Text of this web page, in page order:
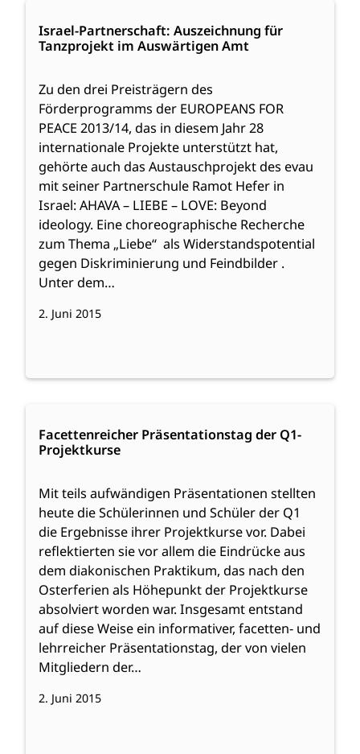
Israel-Partnerschaft: Auszeichnung für
Tanzprojekt im Auswärtigen Amt
Zu den drei Preisträgern des
Förderprogramms der EUROPEANS FOR
PEACE 2013/14, das in diesem Jahr 28
internationale Projekte unterstützt hat,
gehörte auch das Austauschprojekt des evau
mit seiner Partnerschule Ramot Hefer in
Israel: AHAVA – LIEBE – LOVE: Beyond
ideology. Eine choreographische Recherche
zum Thema „Liebe“ als Widerstandspotential
gegen Diskriminierung und Feindbilder .
Unter dem…
2. Juni 2015
Israel-
Partnerschaft:
für
Tanzprojekt
im
Auswärtigen
Amt
Facettenreicher Präsentationstag der Q1-
Projektkurse
Mit teils aufwändigen Präsentationen stellten
heute die Schülerinnen und Schüler der Q1
die Ergebnisse ihrer Projektkurse vor. Dabei
reflektierten sie vor allem die Eindrücke aus
dem diakonischen Praktikum, das nach den
Osterferien als Höhepunkt der Projektkurse
absolviert worden war. Insgesamt entstand
auf diese Weise ein informativer, facetten- und
lehrreicher Präsentationstag, der von vielen
Mitgliedern der…
2. Juni 2015
Facettenreicher
Präsentationstag
Q1-
Projektkurse